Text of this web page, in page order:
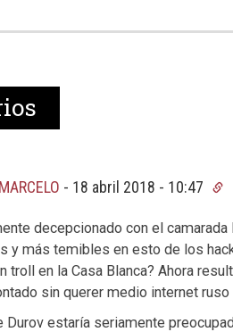
MARCELO - 18 abril 2018 - 10:47
decepcionado con el
y más temibles en esto de los
troll en la Casa Blanca? Ahora
sin querer medio internet
Durov estaría seriamente